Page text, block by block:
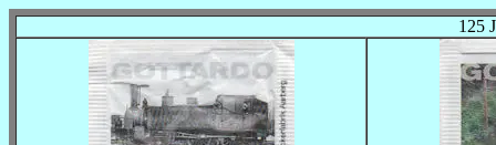
125